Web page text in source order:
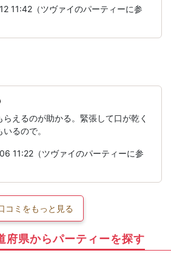
11:42（ツヴァイのパーティーに参
えるのが助かる。緊張して口が乾く
るので。
11:22（ツヴァイのパーティーに参
コミをもっと見る
府県からパーティーを探す